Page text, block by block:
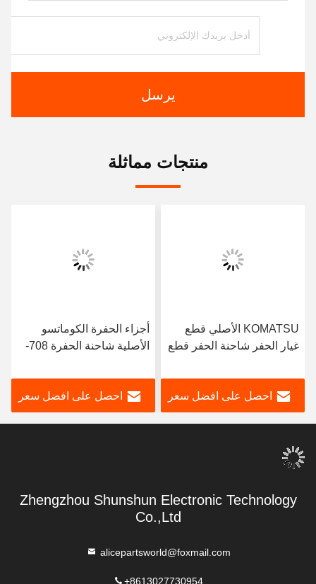
يرسل
منتجات مماثلة
KOMATSU الأصلي قطع
غيار الحفر شاحنة الحفر قطع
مضخة مهد Pc400-8
PHV165 مضخة هيدروليكيةاحصل على افضل سعر
أجزاء الحفرة الكوماتسو
الأصلية شاحنة الحفرة 708-
كوماتسو PC400-7 PC400-
8 HPV165احصل على افضل سعر
Zhengzhou Shunshun Electronic Technology
Co.,Ltd
alicepartsworld@foxmail.com
+8613027730954